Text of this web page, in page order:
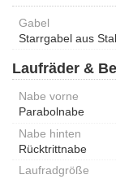
Gabel
Starrgabel aus
Laufräder &
Nabe vorne
Parabolnabe
Nabe hinten
Rücktrittnabe
Laufradgröße